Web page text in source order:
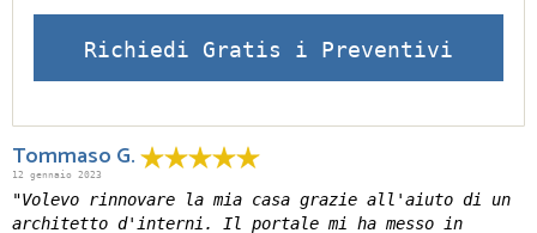
Richiedi Gratis i Preventivi
Tommaso G.
12 gennaio 2023
"Volevo rinnovare la mia casa grazie all'aiuto di un
architetto d'interni. Il portale mi ha messo in